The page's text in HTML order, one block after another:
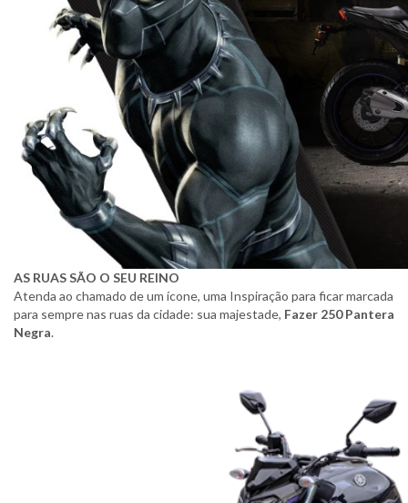
AS RUAS SÃO O SEU REINO
Atenda ao chamado de um ícone, uma Inspiração para ficar marcada
para sempre nas ruas da cidade: sua majestade, Fazer 250 Pantera
Negra.